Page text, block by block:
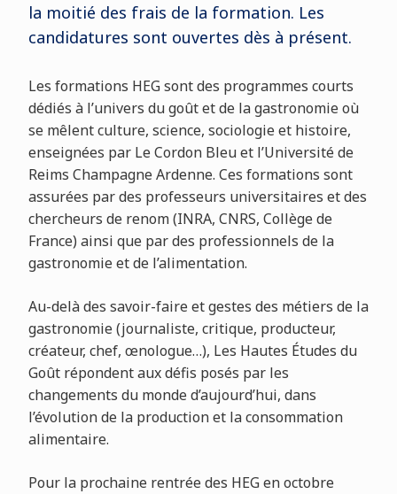
la moitié des frais de la formation. Les
candidatures sont ouvertes dès à présent.
Les formations HEG sont des programmes courts
dédiés à l’univers du goût et de la gastronomie où
se mêlent culture, science, sociologie et histoire,
enseignées par Le Cordon Bleu et l’Université de
Reims Champagne Ardenne. Ces formations sont
assurées par des professeurs universitaires et des
chercheurs de renom (INRA, CNRS, Collège de
France) ainsi que par des professionnels de la
gastronomie et de l’alimentation.
Au-delà des savoir-faire et gestes des métiers de la
gastronomie (journaliste, critique, producteur,
créateur, chef, œnologue…), Les Hautes Études du
Goût répondent aux défis posés par les
changements du monde d’aujourd’hui, dans
l’évolution de la production et la consommation
alimentaire.
Pour la prochaine rentrée des HEG en octobre